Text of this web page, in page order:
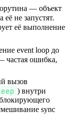
— объект
её не запустят.
её выполнение
event loop до
частая ошибка,
вызов
) внутри
sync